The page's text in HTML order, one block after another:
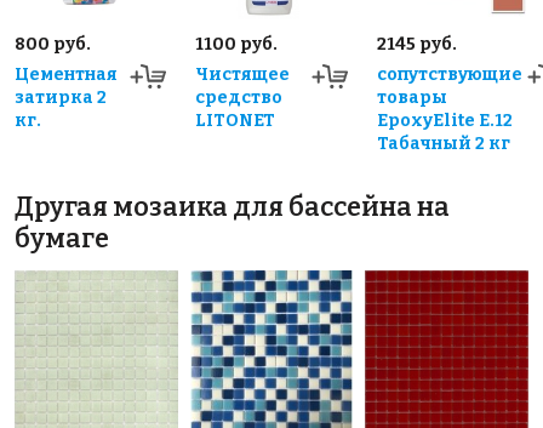
800 руб.
Цементная
затирка 2
кг.
1100 руб.
Чистящее
средство
LITONET
2145 руб.
сопутствующие
товары
EpoxyElite E.12
Табачный 2 кг
Другая мозаика для бассейна на
бумаге